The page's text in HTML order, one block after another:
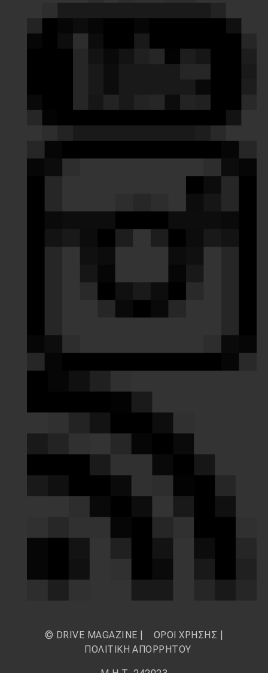
© DRIVE MAGAZINE | ΟΡΟΙ ΧΡΗΣΗΣ
ΠΟΛΙΤΙΚΗ ΑΠΟΡΡΗΤΟΥ